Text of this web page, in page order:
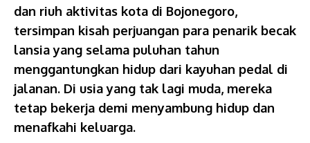
dan riuh aktivitas kota di Bojonegoro,
tersimpan kisah perjuangan para penarik becak
lansia yang selama puluhan tahun
menggantungkan hidup dari kayuhan pedal di
jalanan. Di usia yang tak lagi muda, mereka
tetap bekerja demi menyambung hidup dan
menafkahi keluarga.